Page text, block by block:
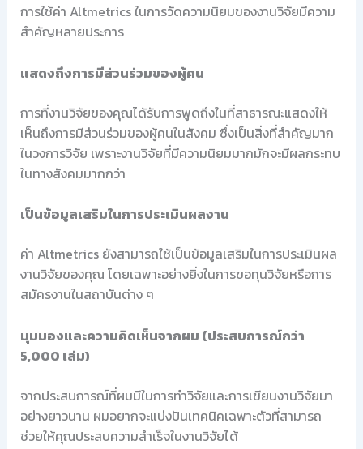
การใช้ค่า Altmetrics ในการวัดความนิยมของงานวิจัยมีความ
สำคัญหลายประการ
แสดงถึงการมีส่วนร่วมของผู้คน
การที่งานวิจัยของคุณได้รับการพูดถึงในที่สาธารณะแสดงให้
เห็นถึงการมีส่วนร่วมของผู้คนในสังคม ซึ่งเป็นสิ่งที่สำคัญมาก
ในวงการวิจัย เพราะงานวิจัยที่มีความนิยมมากมักจะมีผลกระทบ
ในทางสังคมมากกว่า
เป็นข้อมูลเสริมในการประเมินผลงาน
ค่า Altmetrics ยังสามารถใช้เป็นข้อมูลเสริมในการประเมินผล
งานวิจัยของคุณ โดยเฉพาะอย่างยิ่งในการขอทุนวิจัยหรือการ
สมัครงานในสถาบันต่าง ๆ
มุมมองและความคิดเห็นจากผม (ประสบการณ์กว่า
5,000 เล่ม)
จากประสบการณ์ที่ผมมีในการทำวิจัยและการเขียนงานวิจัยมา
อย่างยาวนาน ผมอยากจะแบ่งปันเทคนิคเฉพาะตัวที่สามารถ
ช่วยให้คุณประสบความสำเร็จในงานวิจัยได้